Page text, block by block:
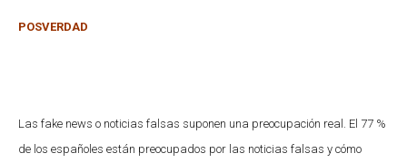
POSVERDAD
Las fake news o noticias falsas suponen una preocupación real. El 77 %
de los españoles están preocupados por las noticias falsas y cómo